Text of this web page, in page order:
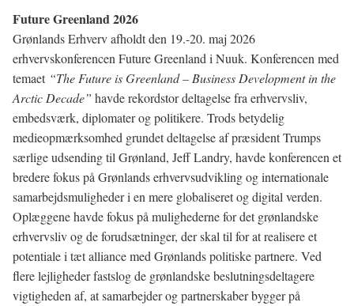
Future Greenland 2026
Grønlands Erhverv afholdt den 19.-20. maj 2026
erhvervskonferencen Future Greenland i Nuuk. Konferencen med
temaet “The Future is Greenland – Business Development in the
Arctic Decade” havde rekordstor deltagelse fra erhvervsliv,
embedsværk, diplomater og politikere. Trods betydelig
medieopmærksomhed grundet deltagelse af præsident Trumps
særlige udsending til Grønland, Jeff Landry, havde konferencen et
bredere fokus på Grønlands erhvervsudvikling og internationale
samarbejdsmuligheder i en mere globaliseret og digital verden.
Oplæggene havde fokus på mulighederne for det grønlandske
erhvervsliv og de forudsætninger, der skal til for at realisere et
potentiale i tæt alliance med Grønlands politiske partnere. Ved
flere lejligheder fastslog de grønlandske beslutningsdeltagere
vigtigheden af, at samarbejder og partnerskaber bygger på